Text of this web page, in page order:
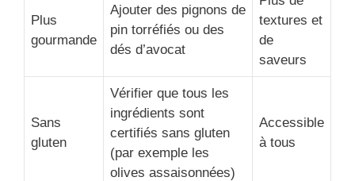
Plus
gourmande
Ajouter des pignons de
pin torréfiés ou des
dés d’avocat
textures et
de
saveurs
Sans
gluten
Vérifier que tous les
ingrédients sont
certifiés sans gluten
(par exemple les
olives assaisonnées)
Accessible
à tous